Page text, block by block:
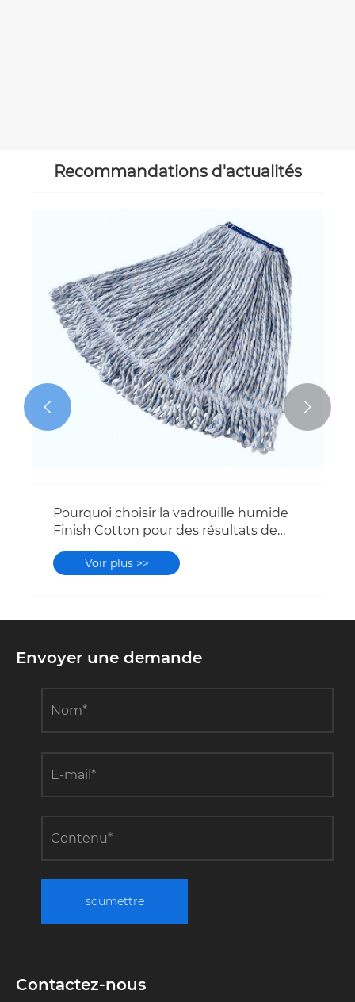
Recommandations d'actualités
Pourquoi choisir la vadrouille humide
Finish Cotton pour des résultats de
nettoyage supérieurs ?
Voir plus >>
 
Envoyer une demande
soumettre
Contactez-nous